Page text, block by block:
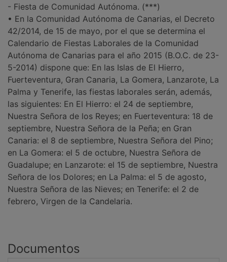
- Fiesta de Comunidad Autónoma. (***)
• En la Comunidad Autónoma de Canarias, el Decreto
42/2014, de 15 de mayo, por el que se determina el
Calendario de Fiestas Laborales de la Comunidad
Autónoma de Canarias para el año 2015 (B.O.C. de 23-
5-2014) dispone que: En las Islas de El Hierro,
Fuerteventura, Gran Canaria, La Gomera, Lanzarote, La
Palma y Tenerife, las fiestas laborales serán, además,
las siguientes: En El Hierro: el 24 de septiembre,
Nuestra Señora de los Reyes; en Fuerteventura: 18 de
septiembre, Nuestra Señora de la Peña; en Gran
Canaria: el 8 de septiembre, Nuestra Señora del Pino;
en La Gomera: el 5 de octubre, Nuestra Señora de
Guadalupe; en Lanzarote: el 15 de septiembre, Nuestra
Señora de los Dolores; en La Palma: el 5 de agosto,
Nuestra Señora de las Nieves; en Tenerife: el 2 de
febrero, Virgen de la Candelaria.
Documentos